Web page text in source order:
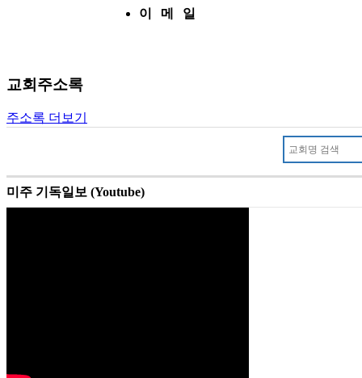
이 메 일
교회주소록
주소록 더보기
미주 기독일보 (Youtube)